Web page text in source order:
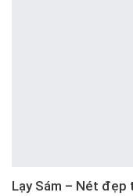
Lạy Sám – Nét đẹp